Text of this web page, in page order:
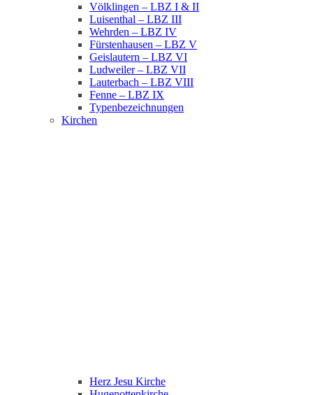
Völklingen – LBZ I & II
Luisenthal – LBZ III
Wehrden – LBZ IV
Fürstenhausen – LBZ V
Geislautern – LBZ VI
Ludweiler – LBZ VII
Lauterbach – LBZ VIII
Fenne – LBZ IX
Typenbezeichnungen
Kirchen
Herz Jesu Kirche